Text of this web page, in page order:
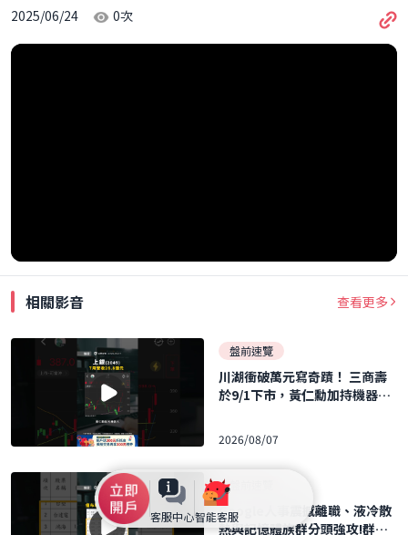
客服中心智能客服
2025/06/24 0次
相關影音 查看更多
盤前速覽
川湖衝破萬元寫奇蹟！ 三商壽
於9/1下市，黃仁勳加持機器人
6.08.07
2026/08/07
盤前速覽
Google人事震撼離職、液冷散
熱與記憶體族群分頭強攻!群聯